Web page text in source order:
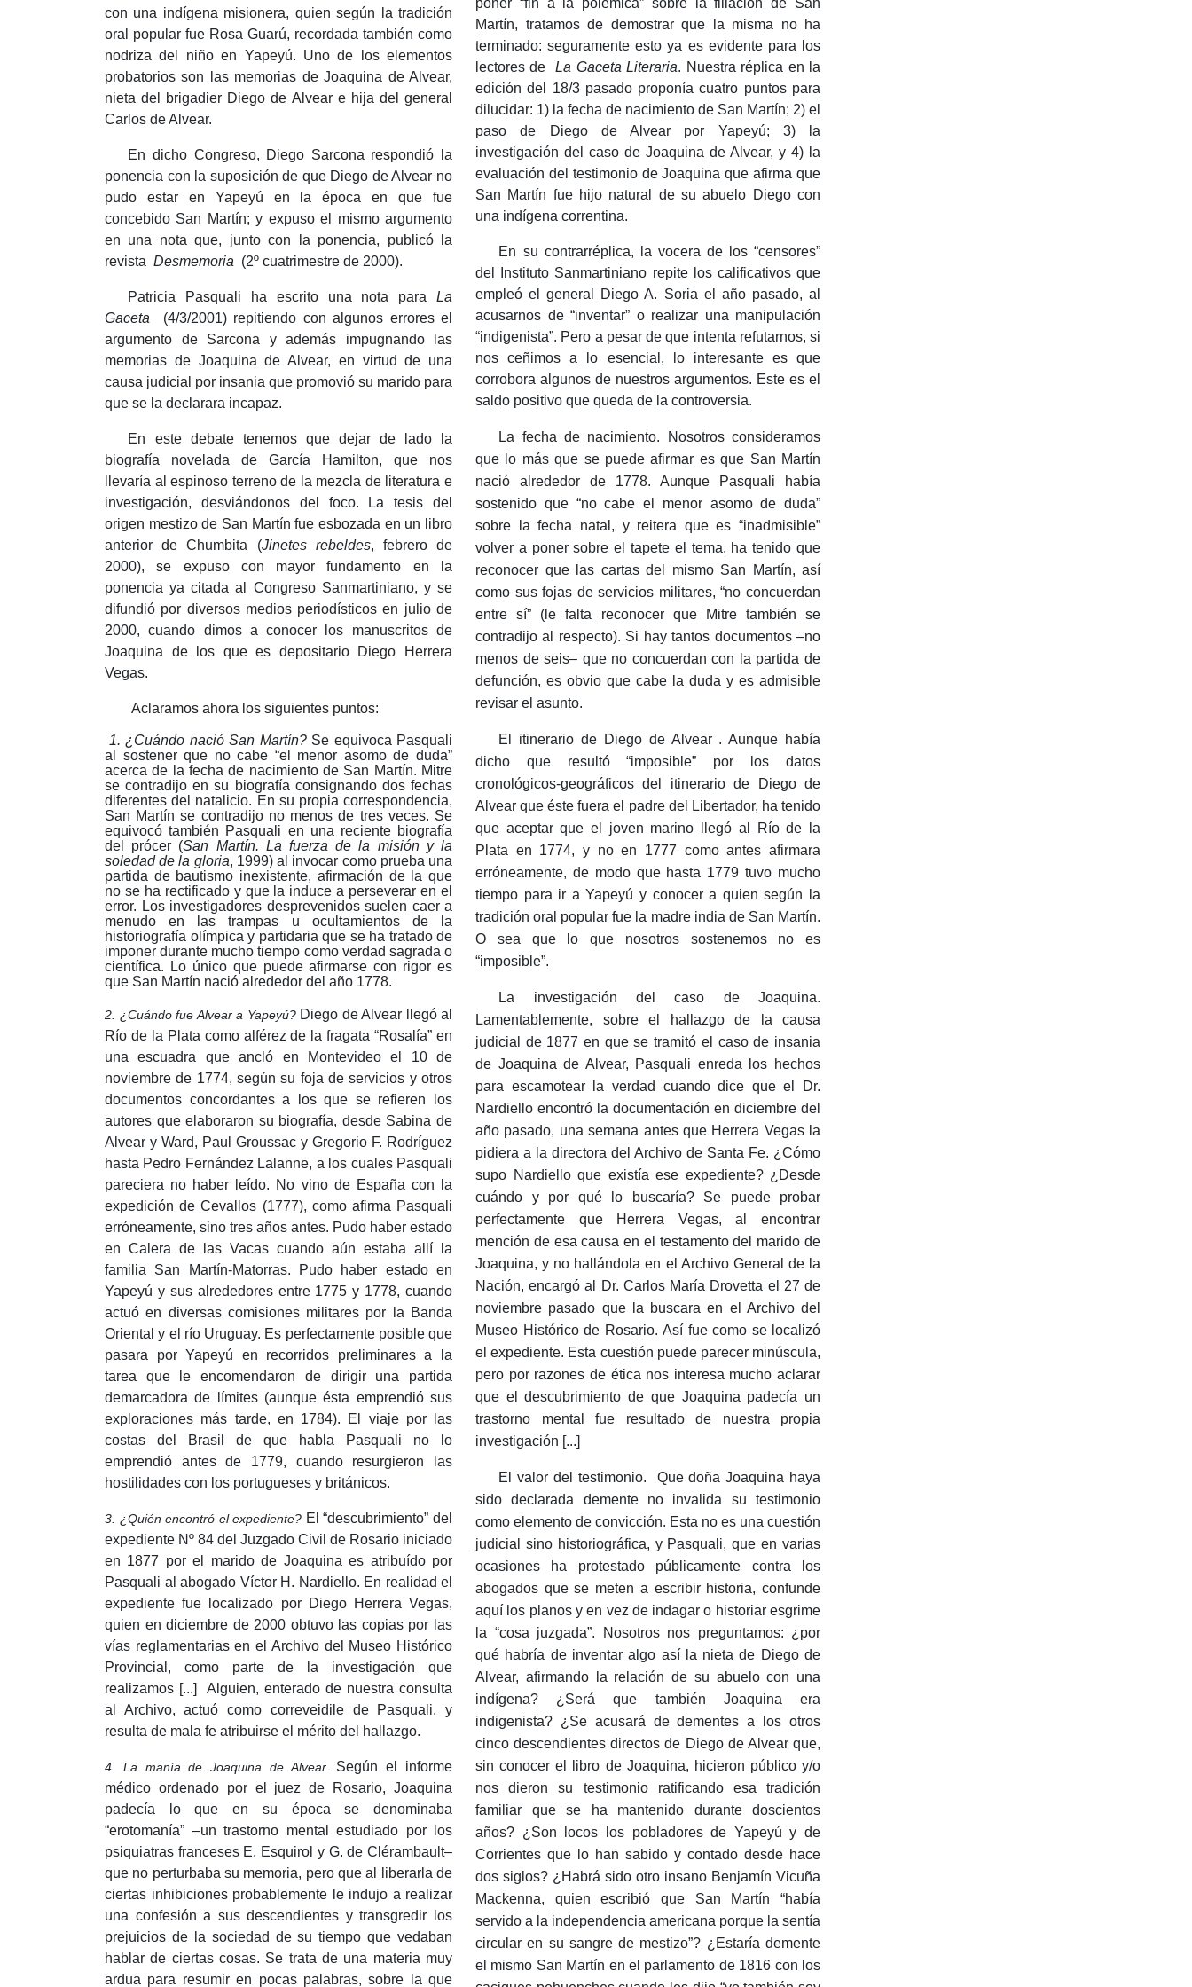
con una indígena misionera, quien según la tradición
oral popular fue Rosa Guarú, recordada también como
nodriza del niño en Yapeyú. Uno de los elementos
probatorios son las memorias de Joaquina de Alvear,
nieta del brigadier Diego de Alvear e hija del general
Carlos de Alvear.
En dicho Congreso, Diego Sarcona respondió la
ponencia con la suposición de que Diego de Alvear no
pudo estar en Yapeyú en la época en que fue
concebido San Martín;y expuso el mismo argumento
en una nota que, junto con la ponencia, publicó la
revista Desmemoria (2º cuatrimestre de 2000).
Patricia Pasquali ha escrito una nota para La
Gaceta (4/3/2001) repitiendo con algunos errores el
argumento de Sarcona y además impugnando las
memorias de Joaquina de Alvear, en virtud de una
causa judicial por insania que promovió su marido para
que se la declarara incapaz.
En este debate tenemos que dejar de lado la
biografía novelada de García Hamilton, que nos
llevaría al espinoso terreno de la mezcla de literatura e
investigación, desviándonos del foco.
La tesis del
origen mestizo de San Martín fue esbozada en un libro
anterior de Chumbita (Jinetes rebeldes, febrero de
2000), se expuso con mayor fundamento en la
ponencia ya citada al Congreso Sanmartiniano, y se
difundió por diversos medios periodísticos en julio de
2000, cuando dimos a conocer los manuscritos de
Joaquina de los que es depositario Diego Herrera
Vegas.
Aclaramos ahora los siguientes puntos:
1. ¿Cuándo nació San Martín? Se equivoca Pasquali
al sostener que no cabe “el menor asomo de duda”
acerca de la fecha de nacimiento de San Martín. Mitre
se contradijo en su biografía consignando dos fechas
diferentes del natalicio. En su propia correspondencia,
San Martín se contradijo no menos de tres veces. Se
equivocó también Pasquali en una reciente biografía
del prócer (San Martín. La fuerza de la misión y la
soledad de la gloria, 1999) al invocar como prueba una
partida de bautismo inexistente, afirmación de la que
no se ha rectificado y que la induce a perseverar en el
error. Los investigadores desprevenidos suelen caer a
menudo en las trampas u ocultamientos de la
historiografía olímpica y partidaria que se ha tratado de
imponer durante mucho tiempo como verdad sagrada o
científica.
Lo único que puede afirmarse con rigor es
que San Martín nació alrededor del año 1778.
2. ¿Cuándo fue Alvear a Yapeyú? Diego de Alvear llegó al
Río de la Plata como alférez de la fragata “Rosalía” en
una escuadra que ancló en Montevideo el 10 de
noviembre de 1774, según su foja de servicios y otros
documentos concordantes a los que se refieren los
autores que elaboraron su biografía, desde Sabina de
Alvear y Ward, Paul Groussac y Gregorio F. Rodríguez
hasta Pedro Fernández Lalanne, a los cuales Pasquali
pareciera no haber leído. No vino de España con la
expedición de Cevallos (1777), como afirma Pasquali
erróneamente, sino tres años antes. Pudo haber estado
en Calera de las Vacas cuando aún estaba allí la
familia San Martín-Matorras.
Pudo haber estado en
Yapeyú y sus alrededores entre 1775 y 1778, cuando
actuó en diversas comisiones militares por la Banda
Oriental y el río Uruguay. Es perfectamente posible que
pasara por Yapeyú en recorridos preliminares a la
tarea que le encomendaron de dirigir una partida
demarcadora de límites (aunque ésta emprendió sus
exploraciones más tarde, en 1784).
El viaje por las
costas del Brasil de que habla Pasquali no lo
emprendió antes de 1779, cuando resurgieron las
hostilidades con los portugueses y británicos.
3. ¿Quién encontró el expediente? El “descubrimiento” del
expediente Nº 84 del Juzgado Civil de Rosario iniciado
en 1877 por el marido de Joaquina es atribuído por
Pasquali al abogado Víctor H. Nardiello. En realidad el
expediente fue localizado por Diego Herrera Vegas,
quien en diciembre de 2000 obtuvo las copias por las
vías reglamentarias en el Archivo del Museo Histórico
Provincial, como parte de la investigación que
realizamos [...] Alguien, enterado de nuestra consulta
al Archivo, actuó como correveidile de Pasquali, y
resulta de mala fe atribuirse el mérito del hallazgo.
4. La manía de Joaquina de Alvear.
Según el informe
médico ordenado por el juez de Rosario, Joaquina
padecía lo que en su época se denominaba
“erotomanía” –un trastorno mental estudiado por los
psiquiatras franceses E. Esquirol y G. de Clérambault–
que no perturbaba su memoria, pero que al liberarla de
ciertas inhibiciones probablemente le indujo a realizar
una confesión a sus descendientes y transgredir los
prejuicios de la sociedad de su tiempo que vedaban
hablar de ciertas cosas. Se trata de una materia muy
ardua para resumir en pocas palabras, sobre la que
poner “fin a la polémica” sobre la filiación de San
Martín, tratamos de demostrar que la misma no ha
terminado: seguramente esto ya es evidente para los
lectores deLa Gaceta Literaria. Nuestra réplica en la
edición del 18/3 pasado proponía cuatro puntos para
dilucidar: 1) la fecha de nacimiento de San Martín; 2) el
paso de Diego de Alvear por Yapeyú; 3) la
investigación del caso de Joaquina de Alvear, y 4) la
evaluación del testimonio de Joaquina que afirma que
San Martín fue hijo natural de su abuelo Diego con
una indígena correntina.
En su contrarréplica, la vocera de los “censores”
del Instituto Sanmartiniano repite los calificativos que
empleó el general Diego A. Soria el año pasado, al
acusarnos de “inventar” o realizar una manipulación
“indigenista”. Pero a pesar de que intenta refutarnos, si
nos ceñimos a lo esencial, lo interesante es que
corrobora algunos de nuestros argumentos. Este es el
saldo positivo que queda de la controversia.
La fecha de nacimiento.
Nosotros consideramos
que lo más que se puede afirmar es que San Martín
nació alrededor de 1778. Aunque Pasquali había
sostenido que “no cabe el menor asomo de duda”
sobre la fecha natal, y reitera que es “inadmisible”
volver a poner sobre el tapete el tema, ha tenido que
reconocer que las cartas del mismo San Martín, así
como sus fojas de servicios militares, “no concuerdan
entre sí” (le falta reconocer que Mitre también se
contradijo al respecto). Si hay tantos documentos –no
menos de seis– que no concuerdan con la partida de
defunción, es obvio que cabe la duda y es admisible
revisar el asunto.
El itinerario de Diego de Alvear.Aunque había
dicho que resultó “imposible” por los datos
cronológicos-geográficos del itinerario de Diego de
Alvear que éste fuera el padre del Libertador, ha tenido
que aceptar que el joven marino llegó al Río de la
Plata en 1774, y no en 1777 como antes afirmara
erróneamente, de modo que hasta 1779 tuvo mucho
tiempo para ir a Yapeyú y conocer a quien según la
tradición oral popular fue la madre india de San Martín.
O sea que lo que nosotros sostenemos no es
“imposible”.
La investigación del caso de Joaquina.
Lamentablemente, sobre el hallazgo de la causa
judicial de 1877 en que se tramitó el caso de insania
de Joaquina de Alvear, Pasquali enreda los hechos
para escamotear la verdad cuando dice que el Dr.
Nardiello encontró la documentación en diciembre del
año pasado, una semana antes que Herrera Vegas la
pidiera a la directora del Archivo de Santa Fe. ¿Cómo
supo Nardiello que existía ese expediente? ¿Desde
cuándo y por qué lo buscaría? Se puede probar
perfectamente que Herrera Vegas, al encontrar
mención de esa causa en el testamento del marido de
Joaquina, y no hallándola en el Archivo General de la
Nación, encargó al Dr. Carlos María Drovetta el 27 de
noviembre pasado que la buscara en el Archivo del
Museo Histórico de Rosario. Así fue como se localizó
el expediente. Esta cuestión puede parecer minúscula,
pero por razones de ética nos interesa mucho aclarar
que el descubrimiento de que Joaquina padecía un
trastorno mental fue resultado de nuestra propia
investigación [...]
El valor del testimonio.
Que doña Joaquina haya
sido declarada demente no invalida su testimonio
como elemento de convicción. Esta no es una cuestión
judicial sino historiográfica, y Pasquali, que en varias
ocasiones ha protestado públicamente contra los
abogados que se meten a escribir historia, confunde
aquí los planos y en vez de indagar o historiar esgrime
la “cosa juzgada”.
Nosotros nos preguntamos: ¿por
qué habría de inventar algo así la nieta de Diego de
Alvear, afirmando la relación de su abuelo con una
indígena? ¿Será que también Joaquina era
indigenista? ¿Se acusará de dementes a los otros
cinco descendientes directos de Diego de Alvear que,
sin conocer el libro de Joaquina, hicieron público y/o
nos dieron su testimonio ratificando esa tradición
familiar que se ha mantenido durante doscientos
años? ¿Son locos los pobladores de Yapeyú y de
Corrientes que lo han sabido y contado desde hace
dos siglos? ¿Habrá sido otro insano Benjamín Vicuña
Mackenna, quien escribió que San Martín “había
servido a la independencia americana porque la sentía
circular en su sangre de mestizo”? ¿Estaría demente
el mismo San Martín en el parlamento de 1816 con los